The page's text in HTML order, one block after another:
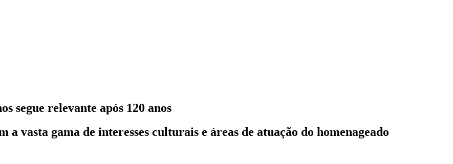
segue relevante após 120 anos
a vasta gama de interesses culturais e áreas de atuação do homenageado